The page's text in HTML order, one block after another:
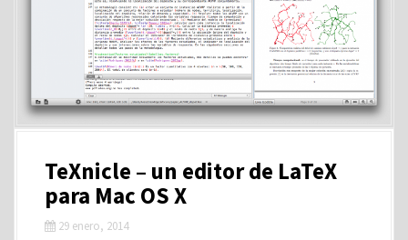
TeXnicle – un editor de LaTeX
para Mac OS X
29 enero, 2014